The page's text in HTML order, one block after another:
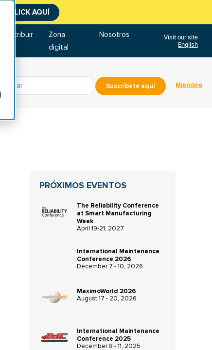
CLICK AQUÍ
Contribuir
Zona
digital
Nosotros
Visit our site
English
Suscríbete aquí Miembro
PRÓXIMOS EVENTOS
The Reliability Conference
at Smart Manufacturing
Week
April 19-21, 2027
International Maintenance
Conference 2026
December 7 - 10, 2026
MaximoWorld 2026
August 17 - 20, 2026
International Maintenance
Conference 2025
December 8 - 11, 2025